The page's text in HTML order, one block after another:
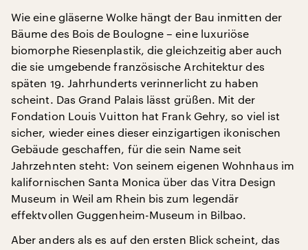
Wie eine gläserne Wolke hängt der Bau inmitten der
Bäume des Bois de Boulogne – eine luxuriöse
biomorphe Riesenplastik, die gleichzeitig aber auch
die sie umgebende französische Architektur des
späten 19. Jahrhunderts verinnerlicht zu haben
scheint. Das Grand Palais lässt grüßen. Mit der
Fondation Louis Vuitton hat Frank Gehry, so viel ist
sicher, wieder eines dieser einzigartigen ikonischen
Gebäude geschaffen, für die sein Name seit
Jahrzehnten steht: Von seinem eigenen Wohnhaus im
kalifornischen Santa Monica über das Vitra Design
Museum in Weil am Rhein bis zum legendär
effektvollen Guggenheim-Museum in Bilbao.
Aber anders als es auf den ersten Blick scheint, das